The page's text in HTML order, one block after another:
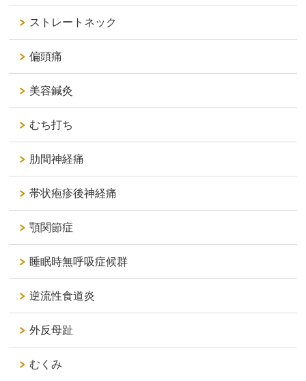
ストレートネック
偏頭痛
美容鍼灸
むち打ち
肋間神経痛
帯状疱疹後神経痛
顎関節症
睡眠時無呼吸症候群
逆流性食道炎
外反母趾
むくみ